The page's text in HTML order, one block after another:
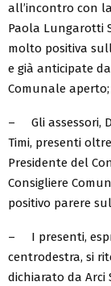
all’incontro con
Paola Lungarotti
molto positiva
e già anticipate
Comunale aperto;
– Gli assessori,
Timi, presenti
Presidente del
Consigliere
positivo parere
– I presenti,
centrodestra, si
dichiarato da